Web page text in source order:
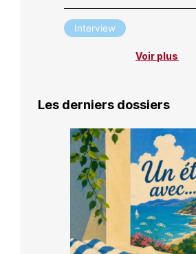
Interview
Voir plus
Les derniers dossiers